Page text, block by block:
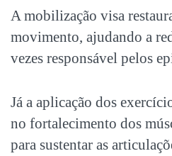
A mobilização visa
movimento, ajudando a
vezes responsável pelos
Já a aplicação dos
no fortalecimento dos
para sustentar as